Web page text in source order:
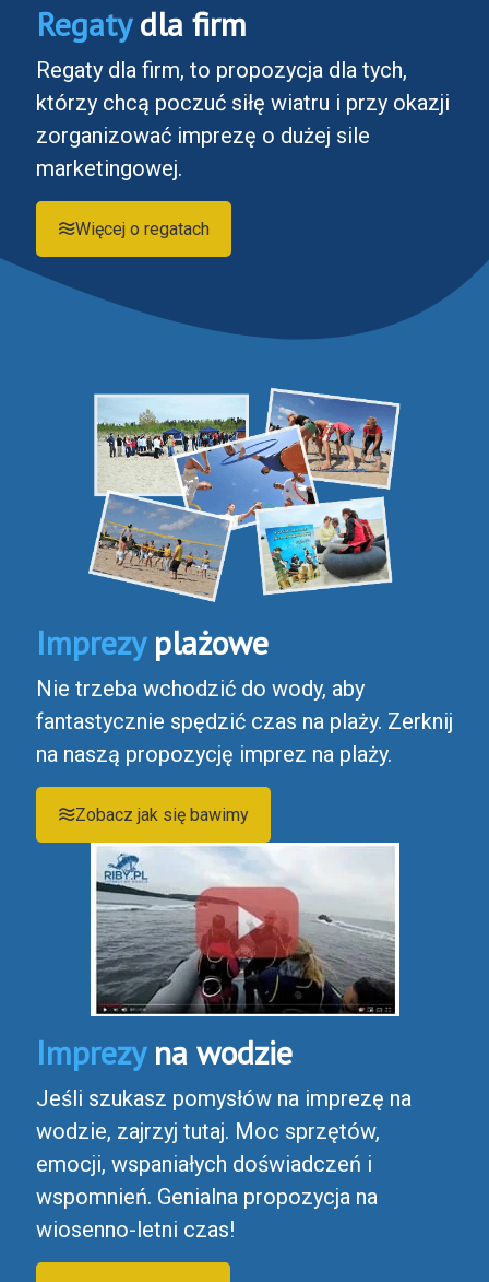
Regatydla firm
Regaty dla firm, to propozycja dla tych,
którzy chcą poczuć siłę wiatru i przy okazji
zorganizować imprezę o dużej sile
marketingowej.
Więcej o regatach
Imprezyplażowe
Nie trzeba wchodzić do wody, aby
fantastycznie spędzić czas na plaży. Zerknij
na naszą propozycję imprez na plaży.
Zobacz jak się bawimy
Imprezyna wodzie
Jeśli szukasz pomysłów na imprezę na
wodzie, zajrzyj tutaj. Moc sprzętów,
emocji, wspaniałych doświadczeń i
wspomnień. Genialna propozycja na
wiosenno-letni czas!